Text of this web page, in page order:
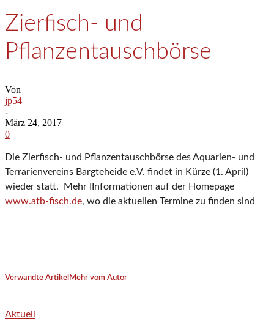
Zierfisch- und
Pflanzentauschbörse
Von
jp54
-
März 24, 2017
0
Die Zierfisch- und Pflanzentauschbörse des Aquarien- und
Terrarienvereins Bargteheide e.V. findet in Kürze (1. April)
wieder statt. Mehr IInformationen auf der Homepage
www.atb-fisch.de, wo die aktuellen Termine zu finden sind
Verwandte Artikel Mehr vom Autor
Aktuell